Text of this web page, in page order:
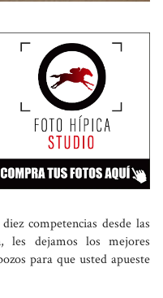
competencias desde las
les dejamos los mejores
para que usted apueste